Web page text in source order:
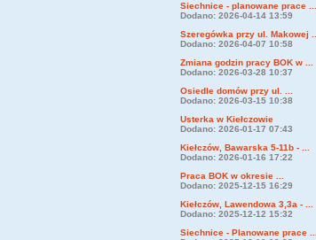
Siechnice - planowane prace ...
Dodano: 2026-04-14 13:59
Szeregówka przy ul. Makowej ...
Dodano: 2026-04-07 10:58
Zmiana godzin pracy BOK w ...
Dodano: 2026-03-28 10:37
Osiedle domów przy ul. ...
Dodano: 2026-03-15 10:38
Usterka w Kiełczowie
Dodano: 2026-01-17 07:43
Kiełczów, Bawarska 5-11b - ...
Dodano: 2026-01-16 17:22
Praca BOK w okresie ...
Dodano: 2025-12-15 16:29
Kiełczów, Lawendowa 3,3a - ...
Dodano: 2025-12-12 15:32
Siechnice - Planowane prace ...